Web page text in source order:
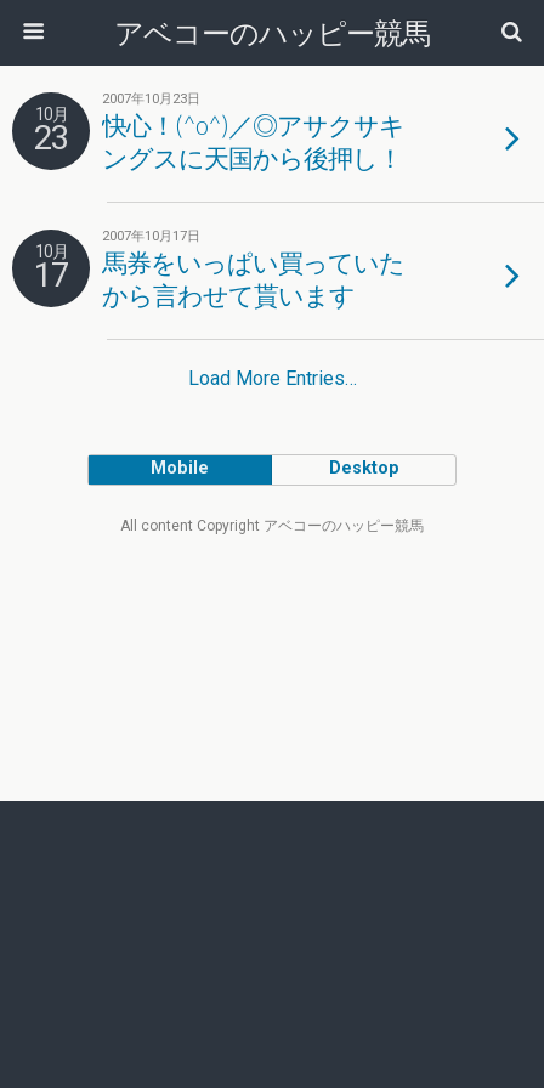
アベコーのハッピー競馬
10月
23
2007年10月23日
快心！(^o^)／◎アサクサキ
ングスに天国から後押し！
10月
17
2007年10月17日
馬券をいっぱい買っていた
から言わせて貰います
Load More Entries…
Mobile Desktop
All content Copyright アベコーのハッピー競馬